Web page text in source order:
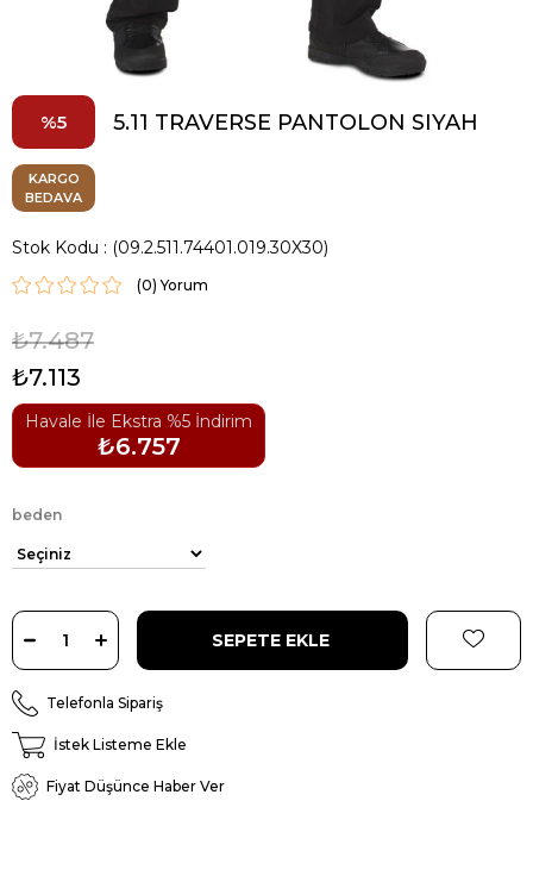
5 5.11 TRAVERSE PANTOLON SIYAH
KARGO
BEDAVA
Stok Kodu (09.2.511.74401.019.30X30)
(0)
₺7.487
₺7.113
Havale İle Ekstra %5 İndirim
₺6.757
beden
Telefonla Sipariş
İstek Listeme Ekle
Fiyat Düşünce Haber Ver